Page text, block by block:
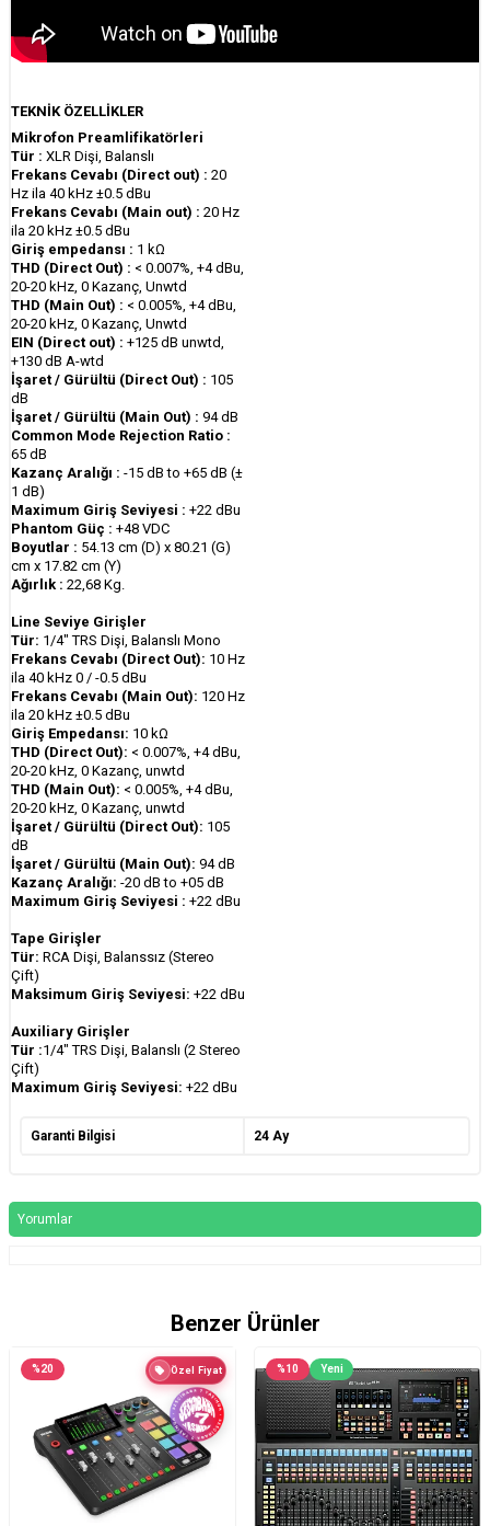
TEKNİK ÖZELLİKLER
Mikrofon Preamlifikatörleri
Tür : XLR Dişi, Balanslı
Frekans Cevabı (Direct out) : 20
Hz ila 40 kHz ±0.5 dBu
Frekans Cevabı (Main out) : 20 Hz
ila 20 kHz ±0.5 dBu
Giriş empedansı : 1 kΩ
THD (Direct Out) : < 0.007%, +4 dBu,
20-20 kHz, 0 Kazanç, Unwtd
THD (Main Out) : < 0.005%, +4 dBu,
20-20 kHz, 0 Kazanç, Unwtd
EIN (Direct out) : +125 dB unwtd,
+130 dB A-wtd
İşaret / Gürültü (Direct Out) : 105
dB
İşaret / Gürültü (Main Out) : 94 dB
Common Mode Rejection Ratio :
65 dB
Kazanç Aralığı : -15 dB to +65 dB (±
1 dB)
Maximum Giriş Seviyesi : +22 dBu
Phantom Güç : +48 VDC
Boyutlar : 54.13 cm (D) x 80.21 (G)
cm x 17.82 cm (Y)
Ağırlık : 22,68 Kg.
Line Seviye Girişler
Tür: 1/4" TRS Dişi, Balanslı Mono
Frekans Cevabı (Direct Out): 10 Hz
ila 40 kHz 0 / -0.5 dBu
Frekans Cevabı (Main Out): 120 Hz
ila 20 kHz ±0.5 dBu
Giriş Empedansı: 10 kΩ
THD (Direct Out): < 0.007%, +4 dBu,
20-20 kHz, 0 Kazanç, unwtd
THD (Main Out): < 0.005%, +4 dBu,
20-20 kHz, 0 Kazanç, unwtd
İşaret / Gürültü (Direct Out): 105
dB
İşaret / Gürültü (Main Out): 94 dB
Kazanç Aralığı: -20 dB to +05 dB
Maximum Giriş Seviyesi : +22 dBu
Tape Girişler
Tür: RCA Dişi, Balanssız (Stereo
Çift)
Maksimum Giriş Seviyesi: +22 dBu
Auxiliary Girişler
Tür :1/4" TRS Dişi, Balanslı (2 Stereo
Çift)
Maximum Giriş Seviyesi: +22 dBu
Garanti Bilgisi 24 Ay
Yorumlar
Benzer Ürünler
%20 Özel Fiyat %10 Yeni